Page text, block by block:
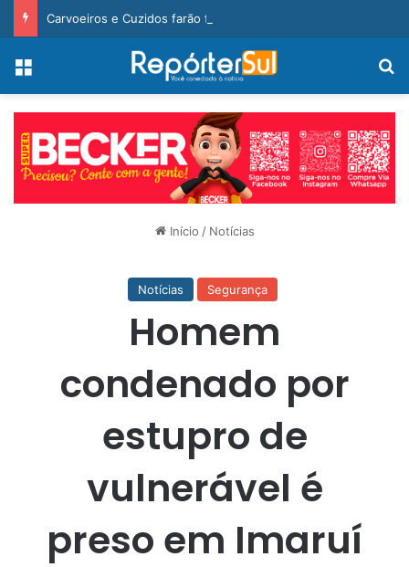
Menu
Início / Notícias
Notícias Segurança
Homem
condenado por
estupro de
vulnerável é
preso em Imaruí